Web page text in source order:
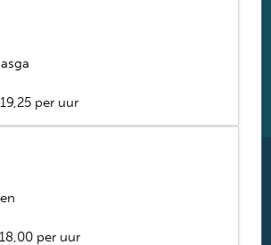
per uur
per uur
binnen 2 werkdagen reactie.
helpt je graag verder
functie? Neem gerust contact met mij